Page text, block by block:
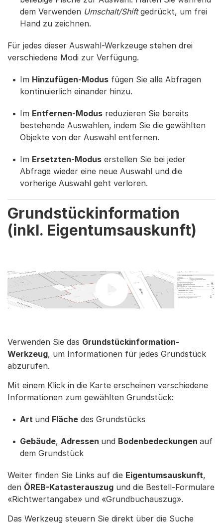
dem Verwenden Umschalt/Shiftgedrückt, um frei
Hand zu zeichnen.
Für jedes dieser Auswahl-Werkzeuge stehen drei
verschiedene Modi zur Verfügung.
Im Hinzufügen-Modus fügen Sie alle Abfragen
kontinuierlich einander hinzu.
Im Entfernen-Modus reduzieren Sie bereits
bestehende Auswahlen, indem Sie die gewählten
Objekte von der Auswahl entfernen.
Im Ersetzten-Modus erstellen Sie bei jeder
Abfrage wieder eine neue Auswahl und die
vorherige Auswahl geht verloren.
Grundstückinformation
(inkl. Eigentumsauskunft)
Verwenden Sie das Grundstückinformation-
Werkzeug, um Informationen für jedes Grundstück
abzurufen.
Mit einem Klick in die Karte erscheinen verschiedene
Informationen zum gewählten Grundstück:
Art und Fläche des Grundstücks
Gebäude, Adressen und Bodenbedeckungen auf
dem Grundstück
Weiter finden Sie Links auf die Eigentumsauskunft,
den ÖREB-Katasterauszug und die Bestell-Formulare
«Richtwertangabe» und «Grundbuchauszug».
Das Werkzeug steuern Sie direkt über die Suche